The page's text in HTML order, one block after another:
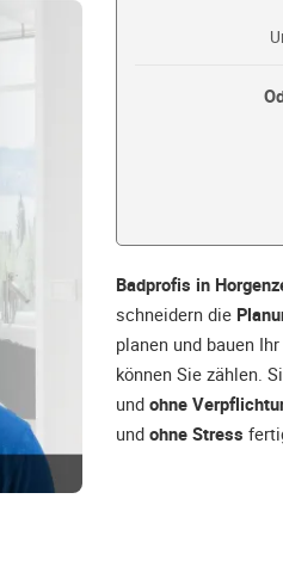
Badprofis in
schneidern die
planen und bauen
können Sie zählen.
und ohne
und ohne Stress